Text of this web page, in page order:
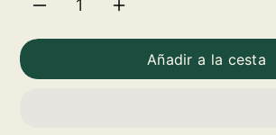
cantidad
Añadir a la cesta